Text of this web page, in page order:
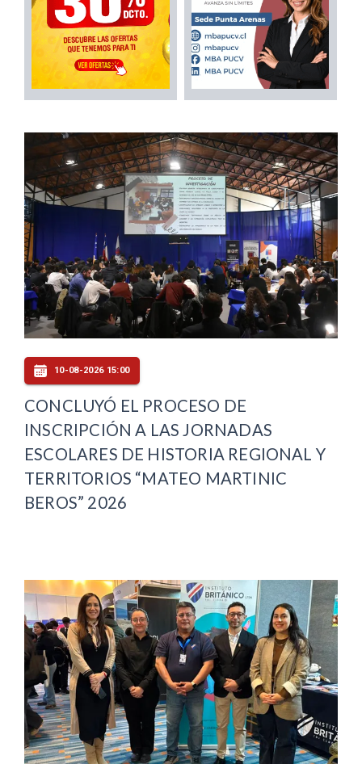
10-08-2026 15:00
CONCLUYÓ EL PROCESO DE
INSCRIPCIÓN A LAS JORNADAS
ESCOLARES DE HISTORIA REGIONAL Y
TERRITORIOS “MATEO MARTINIC
BEROS” 2026